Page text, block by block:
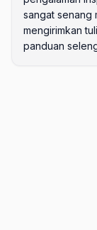
sangat senang
mengirimkan
panduan